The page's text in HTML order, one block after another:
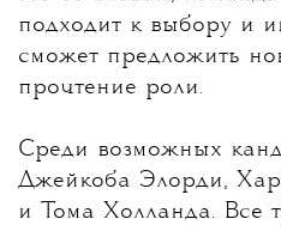
подходит к выбору и
сможет предложить
прочтение роли.
Среди возможных
Джейкоба Элорди,
и Тома Холланда. Все